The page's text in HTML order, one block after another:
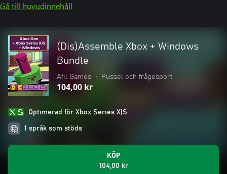
Gå till huvudinnehåll
(Dis)Assemble Xbox + Windows
Bundle
Afil Games • Pussel och frågesport
104,00 kr
Optimerad för Xbox Series X|S
1 språk som stöds
KÖP
104,00 kr